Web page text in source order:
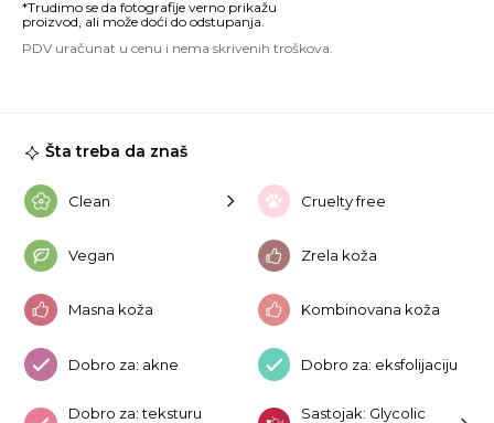
Šta treba da znaš
Clean Cruelty free
Vegan Zrela koža
Masna koža Kombinovana koža
Dobro za: akne Dobro za: eksfolijaciju
Dobro za: teksturu
Sastojak: Glycolic